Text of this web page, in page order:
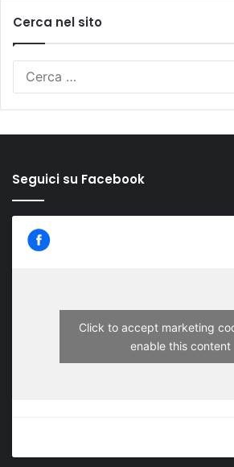
Cerca nel sito
Seguici su Facebook
Click to accept marketing
enable this content